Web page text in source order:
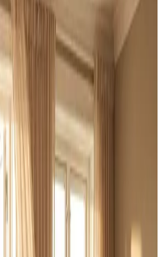
serviceaftale. Altid med